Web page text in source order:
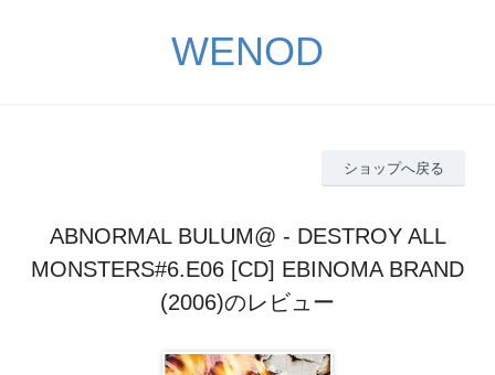
WENOD
ショップへ戻る
ABNORMAL BULUM@ - DESTROY ALL
MONSTERS#6.E06 [CD] EBINOMA BRAND
(2006)のレビュー